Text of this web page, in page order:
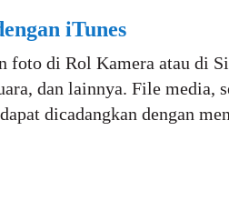
iTunes
foto di Rol Kamera atau di
dan lainnya. File media,
dicadangkan dengan